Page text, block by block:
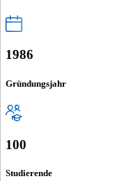
1986
Gründungsjahr
100
Studierende